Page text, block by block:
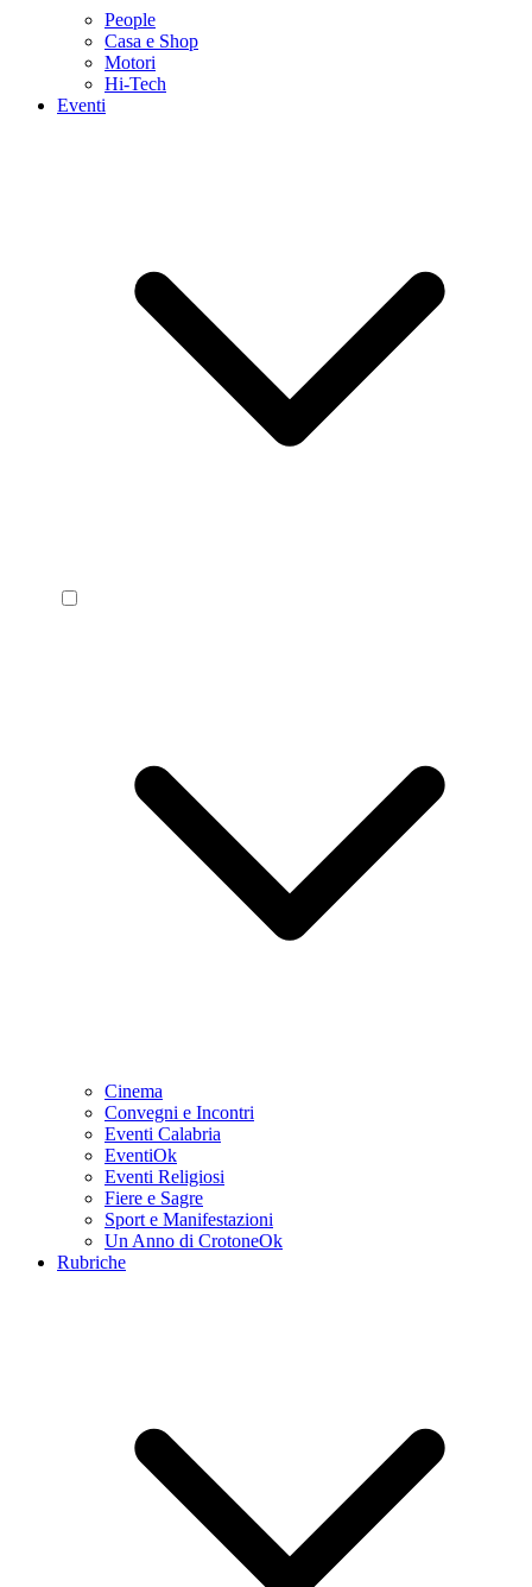
People
Casa e Shop
Motori
Hi-Tech
Eventi
Cinema
Convegni e Incontri
Eventi Calabria
EventiOk
Eventi Religiosi
Fiere e Sagre
Sport e Manifestazioni
Un Anno di CrotoneOk
Rubriche